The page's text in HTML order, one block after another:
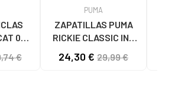
02
€
PUMA
ZAPATILLAS PUMA
RICKIE CLASSIC INF
- REF. 394254 04
24,30 € 29,99 €